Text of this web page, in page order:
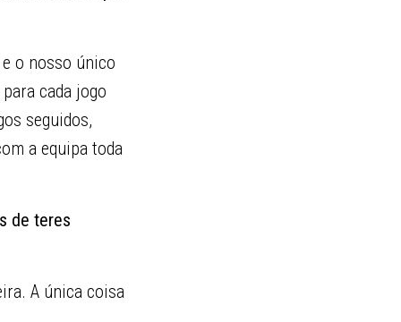
o nosso único
cada jogo
seguidos,
a equipa toda
de teres
A única coisa